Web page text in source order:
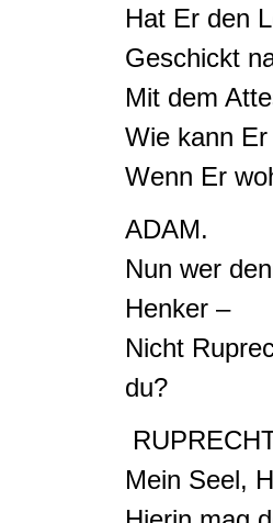
Hat Er den
Geschickt
Mit dem
Wie kann
Wenn Er
ADAM.
Nun wer
Henker –
Nicht
du?
Mein Seel,